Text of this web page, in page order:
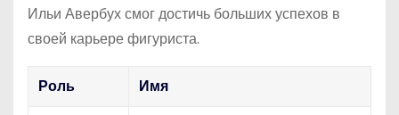
Ильи Авербух смог достичь больших успехов в
своей карьере фигуриста.
Роль
Имя